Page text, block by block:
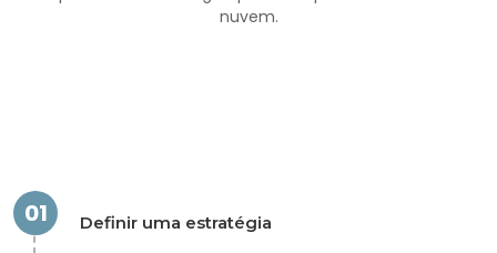
nuvem.
01 Definir uma estratégia